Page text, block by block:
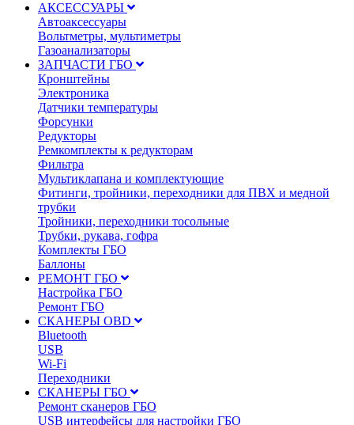
АКСЕССУАРЫ
Автоаксессуары
Вольтметры, мультиметры
Газоанализаторы
ЗАПЧАСТИ ГБО
Кронштейны
Электроника
Датчики температуры
Форсунки
Редукторы
Ремкомплекты к редукторам
Фильтра
Мультиклапана и комплектующие
Фитинги, тройники, переходники для ПВХ и медной
трубки
Тройники, переходники тосольные
Трубки, рукава, гофра
Комплекты ГБО
Баллоны
РЕМОНТ ГБО
Настройка ГБО
Ремонт ГБО
СКАНЕРЫ OBD
Bluetooth
USB
Wi-Fi
Переходники
СКАНЕРЫ ГБО
Ремонт сканеров ГБО
USB интерфейсы для настройки ГБО